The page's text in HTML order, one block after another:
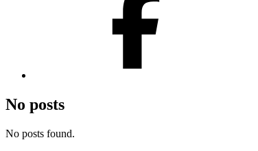
No posts
No posts found.